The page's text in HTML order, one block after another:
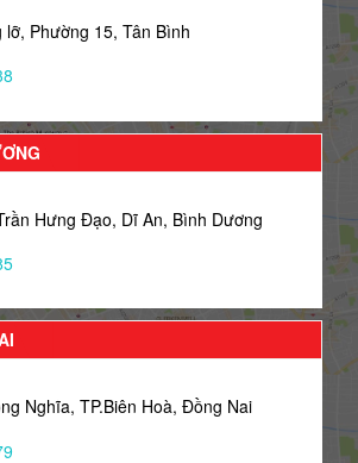
lỡ, Phường 15, Tân Bình
Hưng Đạo, Dĩ An, Bình Dương
Nghĩa, TP.Biên Hoà, Đồng Nai